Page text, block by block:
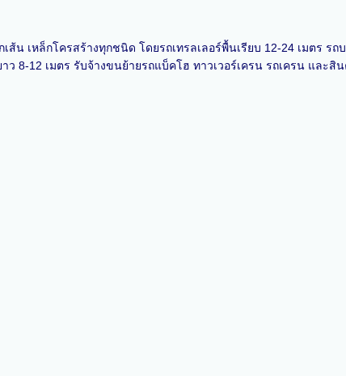
ส้น เหล็กโครสร้างทุกชนิด โดยรถเทรลเลอร์พื้นเรียบ 12-24 เมตร
ว 8-12 เมตร รับจ้างขนย้ายรถแบ็คโฮ ทาวเวอร์เครน รถเครน แล